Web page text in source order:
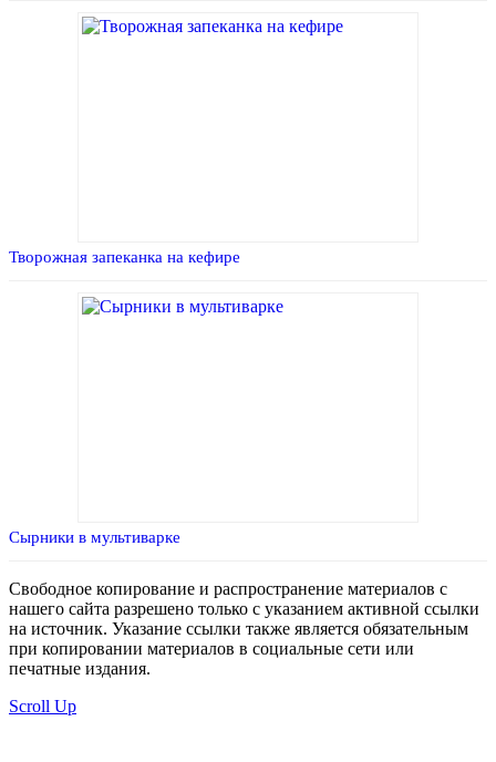
Творожная запеканка на кефире
Сырники в мультиварке
Свободное копирование и распространение материалов с
нашего сайта разрешено только с указанием активной ссылки
на источник. Указание ссылки также является обязательным
при копировании материалов в социальные сети или
печатные издания.
Scroll Up